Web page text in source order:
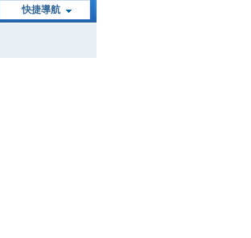
快捷導航